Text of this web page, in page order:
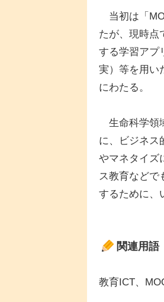
当初は「
たが、現時点
する学習アプ
実）等を用い
にわたる。
生命科学領
に、ビジネス
やマネタイズ
ス教育などで
するために、
関連用語
教育ICT、